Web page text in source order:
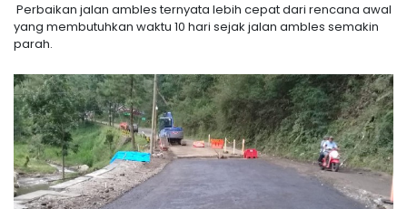
Perbaikan jalan ambles ternyata lebih cepat dari rencana awal
yang membutuhkan waktu 10 hari sejak jalan ambles semakin
parah.